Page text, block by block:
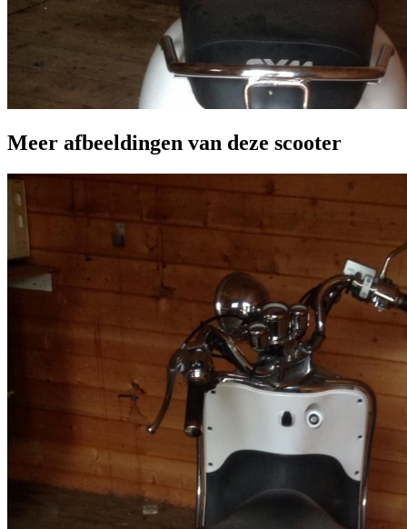
Meer afbeeldingen van deze scooter